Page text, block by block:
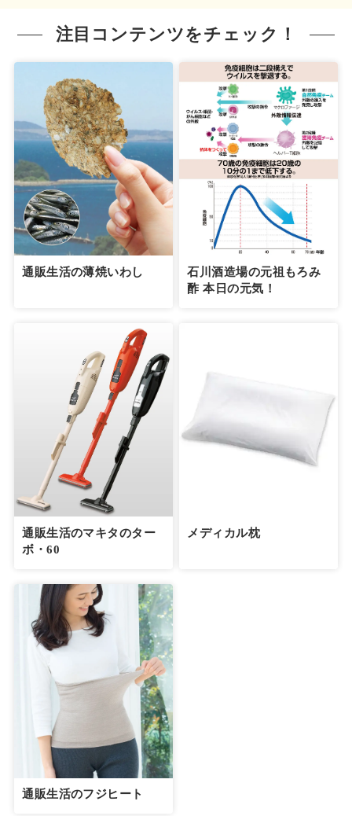
注目コンテンツをチェック！
通販生活の薄焼いわし
石川酒造場の元祖もろみ
酢 本日の元気！
通販生活のマキタのター
ボ・60
メディカル枕
通販生活のフジヒート